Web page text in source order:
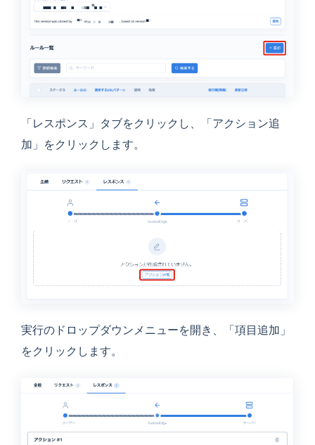
「レスポンス」タブをクリックし、「アクション追
加」をクリックします。
実行のドロップダウンメニューを開き、「項目追加」
をクリックします。